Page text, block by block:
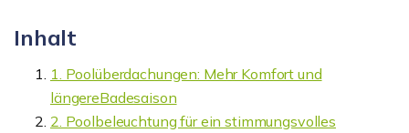
Inhalt
1. Poolüberdachungen: Mehr Komfort und
längereBadesaison
2. Poolbeleuchtung für ein stimmungsvolles